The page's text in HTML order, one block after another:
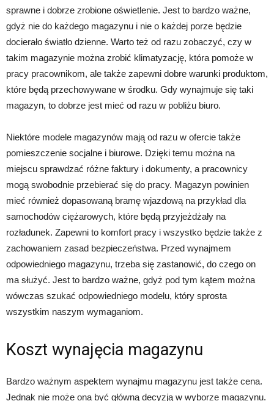
sprawne i dobrze zrobione oświetlenie. Jest to bardzo ważne,
gdyż nie do każdego magazynu i nie o każdej porze będzie
docierało światło dzienne. Warto też od razu zobaczyć, czy w
takim magazynie można zrobić klimatyzację, która pomoże w
pracy pracownikom, ale także zapewni dobre warunki produktom,
które będą przechowywane w środku. Gdy wynajmuje się taki
magazyn, to dobrze jest mieć od razu w pobliżu biuro.
Niektóre modele magazynów mają od razu w ofercie także
pomieszczenie socjalne i biurowe. Dzięki temu można na
miejscu sprawdzać różne faktury i dokumenty, a pracownicy
mogą swobodnie przebierać się do pracy. Magazyn powinien
mieć również dopasowaną bramę wjazdową na przykład dla
samochodów ciężarowych, które będą przyjeżdżały na
rozładunek. Zapewni to komfort pracy i wszystko będzie także z
zachowaniem zasad bezpieczeństwa. Przed wynajmem
odpowiedniego magazynu, trzeba się zastanowić, do czego on
ma służyć. Jest to bardzo ważne, gdyż pod tym kątem można
wówczas szukać odpowiedniego modelu, który sprosta
wszystkim naszym wymaganiom.
Koszt wynajęcia magazynu
Bardzo ważnym aspektem wynajmu magazynu jest także cena.
Jednak nie może ona być główną decyzją w wyborze magazynu.